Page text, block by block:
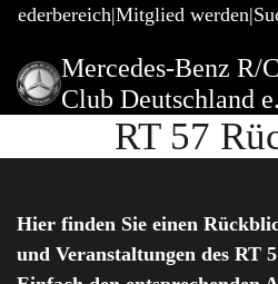
Mitglied werden
Mercedes-Benz R/
Club Deutschland
RT 57
Hier finden Sie einen
und Veranstaltungen des RT